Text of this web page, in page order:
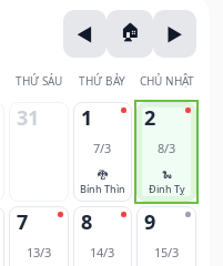
THỨ SÁU THỨ BẢY CHỦ NHẬT
31 1
7/3
🐉
Bính Thìn
2
8/3
🐍
Đinh Tỵ
7
13/3
8
14/3
9
15/3